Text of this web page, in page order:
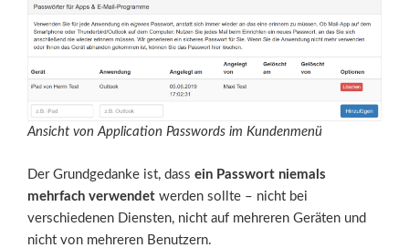
Ansicht von Application Passwords im Kundenmenü
Der Grundgedanke ist, dass ein Passwort niemals
mehrfach verwendet werden sollte – nicht bei
verschiedenen Diensten, nicht auf mehreren Geräten und
nicht von mehreren Benutzern.